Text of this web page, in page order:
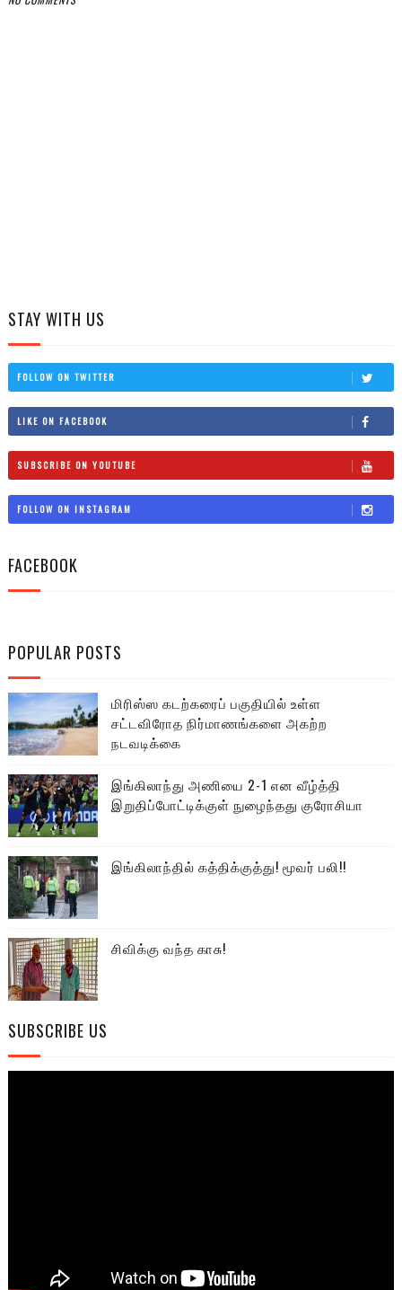
STAY WITH US
FOLLOW ON TWITTER
LIKE ON FACEBOOK
SUBSCRIBE ON YOUTUBE
FOLLOW ON INSTAGRAM
FACEBOOK
POPULAR POSTS
மிரிஸ்ஸ கடற்கரைப் பகுதியில் உள்ள
சட்டவிரோத நிர்மாணங்களை அகற்ற
நடவடிக்கை
இங்கிலாந்து அணியை 2-1 என வீழ்த்தி
இறுதிப்போட்டிக்குள் நுழைந்தது குரோசியா
இங்கிலாந்தில் கத்திக்குத்து! மூவர் பலி!!
சிவிக்கு வந்த காசு!
SUBSCRIBE US